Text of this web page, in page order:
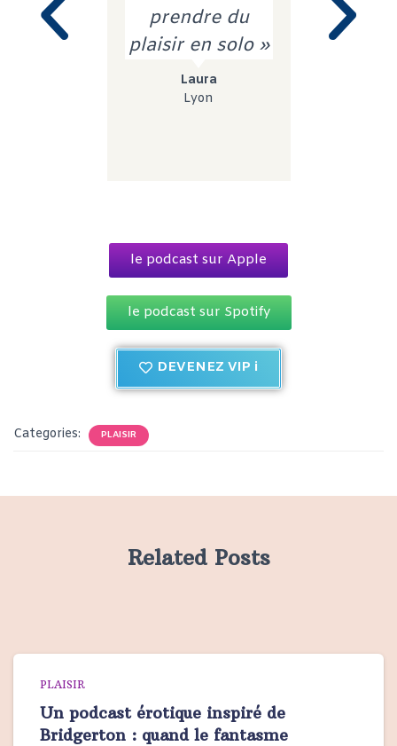
prendre du
plaisir en solo »
Laura
Lyon
de la
du
le podcast sur Apple
le podcast sur Spotify
DEVENEZ VIP i
Categories: PLAISIR
Related Posts
PLAISIR
Un podcast érotique inspiré de
Bridgerton : quand le fantasme